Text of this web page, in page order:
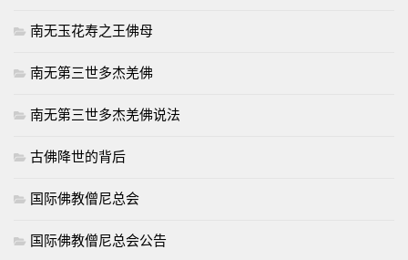
南无玉花寿之王佛母
南无第三世多杰羌佛
南无第三世多杰羌佛说法
古佛降世的背后
国际佛教僧尼总会
国际佛教僧尼总会公告